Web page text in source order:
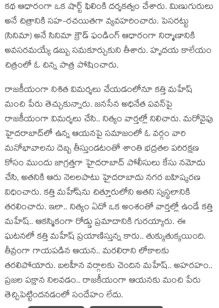
కథ ఆధారంగా ఒక షార్ట్ ఫిలింకి దర్శకత్వం చేశారు. మిణుగురులు
అనే చిత్రానికి సహ-రచయితగా వ్యవహరించారు. పెసరట్టు
(సినిమా) అనే సినిమా క్రౌడ్ ఫండింగ్ ఆధారంగా నిర్మాణానికి
అవసరమయ్యే డబ్బు సమకూర్చుకుని తీశారు. హృదయ కాలేయం
చిత్రంలో ఓ చిన్న పాత్ర పోషించారు.
రాజ‌కీయంగా నిశిత విమ‌ర్శ‌లు చేయ‌డంలోనూ క‌త్తి మహేష్
మంచి పేరు తెచ్చుకున్నారు. జ‌న‌సేన అధినేత ప‌వ‌న్‌పై
రాజ‌కీయంగా విమ‌ర్శ‌లు చేసి.. నిత్యం వార్త‌ల్లో నిలిచారు. మ‌రోవైపు
హైద‌రాబాద్‌లో ఉన్న ఆయ‌న‌పై సమాజంలో ఓ వర్గం వారి
మనోభావాలను దెబ్బ తీస్తుండటంతో శాంతి భద్రతల పరిరక్షణ
కోసం ముందు జాగ్రత్తగా హైదరాబాద్‌ పోలీసులు కేసు న‌మోదు
చేసి, అతనికి ఆరు నెలలపాటు హైదరాబాదు నగర బహిష్కరణ
విధించారు. కత్తి మహే్‌షను చిత్తూరులోని అతని స్వస్థలానికి
తరలించారు. ఇలా.. నిత్యం ఏదో ఒక అంశంతో వార్త‌ల్లో ఉండే క‌త్తి
మ‌హేష్‌.. ఆక‌స్మికంగా రోడ్డు ప్ర‌మాదానికి గుర‌య్యారు. ఈ
ఘ‌ట‌న‌లో క‌త్తి మ‌హేష్ ప్ర‌యాణిస్తున్న కారు.. తుక్కుతుక్క‌యింది.
తీవ్రంగా గాయ‌ప‌డిన ఆయ‌న‌.. మ‌ర‌లిరాని లోకాల‌కు
త‌ర‌లిపోయారు. బ‌ల‌హీన వ‌ర్గాల‌కు చెందిన మ‌హేష్‌.. అహ‌ర‌హం..
ప్ర‌జ‌ల ప‌క్షాన నిల‌వ‌డం.. రాజ‌కీయంగా ఆయ‌న‌కు మంచి పేరు
తెచ్చిపెట్టింద‌న‌డంలో సందేహం లేదు.